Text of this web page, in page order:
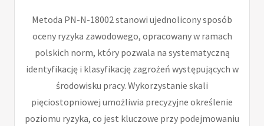
Metoda PN-N-18002 stanowi ujednolicony sposób
oceny ryzyka zawodowego, opracowany w ramach
polskich norm, który pozwala na systematyczną
identyfikację i klasyfikację zagrożeń występujących w
środowisku pracy. Wykorzystanie skali
pięciostopniowej umożliwia precyzyjne określenie
poziomu ryzyka, co jest kluczowe przy podejmowaniu